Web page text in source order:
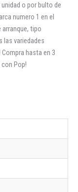
o por bulto de
numero 1 en el
tipo
las variedades
hasta en 3
Pop!